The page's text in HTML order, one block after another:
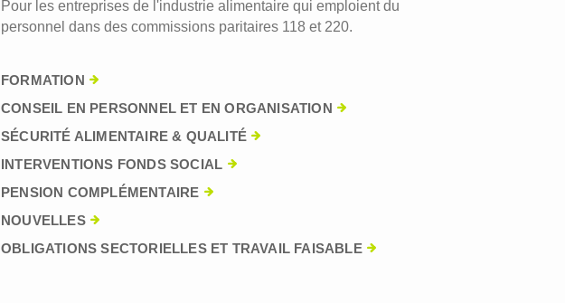
Pour les entreprises de l'industrie alimentaire qui emploient du
personnel dans des commissions paritaires 118 et 220.
FORMATION
CONSEIL EN PERSONNEL ET EN ORGANISATION
SÉCURITÉ ALIMENTAIRE & QUALITÉ
INTERVENTIONS FONDS SOCIAL
PENSION COMPLÉMENTAIRE
NOUVELLES
OBLIGATIONS SECTORIELLES ET TRAVAIL FAISABLE